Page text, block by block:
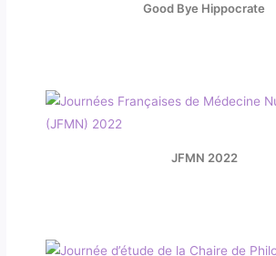
Good Bye Hippocrate
JFMN 2022